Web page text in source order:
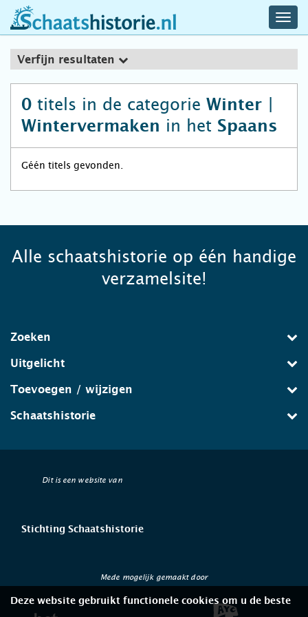
schaatshistorie.nl
Verfijn resultaten
0 titels in de categorie Winter |
Wintervermaken in het Spaans
Géén titels gevonden.
Alle schaatshistorie op één handige
verzamelsite!
Zoeken
Uitgelicht
Toevoegen / wijzigen
Schaatshistorie
Dit is een website van
Stichting Schaatshistorie
Mede mogelijk gemaakt door
Deze website gebruikt functionele cookies om u de beste